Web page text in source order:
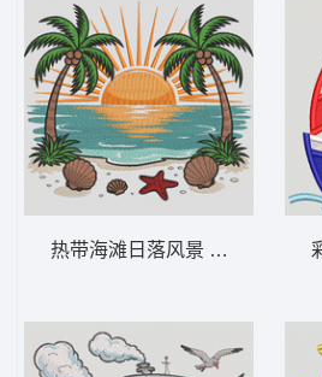
热带海滩日落风景 热带海滩